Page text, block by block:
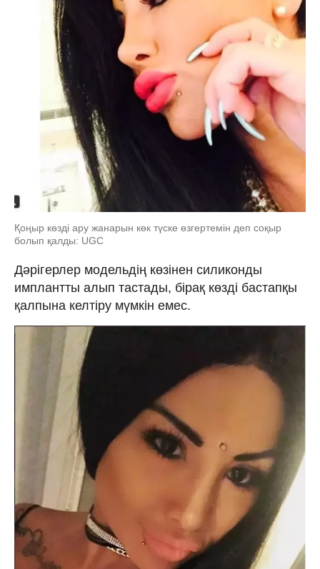
Қоңыр көзді ару жанарын көк түске өзгертемін деп соқыр
болып қалды: UGC
Дәрігерлер модельдің көзінен силиконды
имплантты алып тастады, бірақ көзді бастапқы
қалпына келтіру мүмкін емес.